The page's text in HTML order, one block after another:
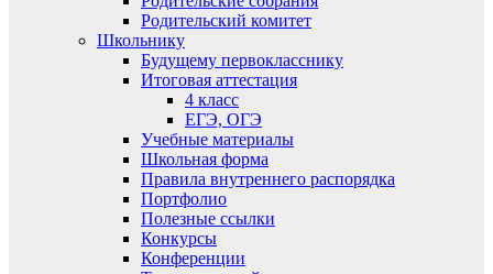
Родительский комитет
Школьнику
Будущему первокласснику
Итоговая аттестация
4 класс
ЕГЭ, ОГЭ
Учебные материалы
Школьная форма
Правила внутреннего распорядка
Портфолио
Полезные ссылки
Конкурсы
Конференции